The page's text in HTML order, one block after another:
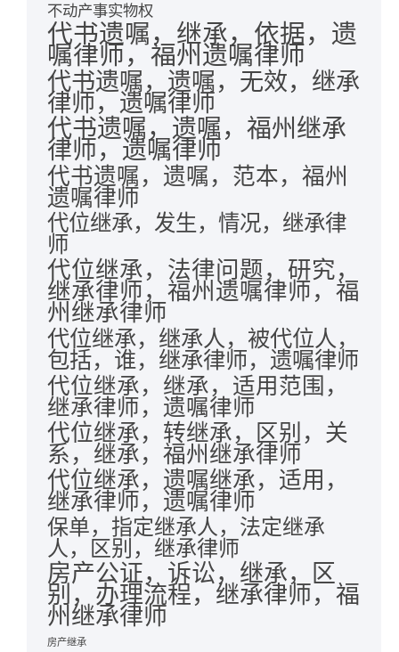
不动产事实物权
代书遗嘱，继承，依据，遗
嘱律师，福州遗嘱律师
代书遗嘱，遗嘱，无效，继承
律师，遗嘱律师
代书遗嘱，遗嘱，福州继承
律师，遗嘱律师
代书遗嘱，遗嘱，范本，福州
遗嘱律师
代位继承，发生，情况，继承律
师
代位继承，法律问题，研究，
继承律师，福州遗嘱律师，福
州继承律师
代位继承，继承人，被代位人，
包括，谁，继承律师，遗嘱律师
代位继承，继承，适用范围，
继承律师，遗嘱律师
代位继承，转继承，区别，关
系，继承，福州继承律师
代位继承，遗嘱继承，适用，
继承律师，遗嘱律师
保单，指定继承人，法定继承
人，区别，继承律师
房产公证，诉讼，继承，区
别，办理流程，继承律师，福
州继承律师
房产继承